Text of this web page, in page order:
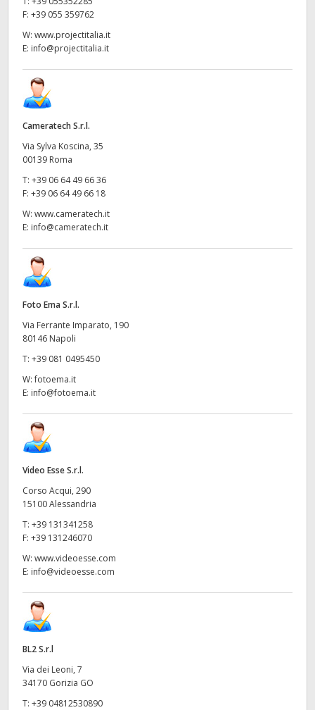
F: +39 055 359762
W: www.projectitalia.it
E: info@projectitalia.it
Cameratech S.r.l.
Via Sylva Koscina, 35
00139 Roma
T: +39 06 64 49 66 36
F: +39 06 64 49 66 18
W: www.cameratech.it
E: info@cameratech.it
Foto Ema S.r.l.
Via Ferrante Imparato, 190
80146 Napoli
T: +39 081 0495450
W:fotoema.it
E: info@fotoema.it
Video Esse S.r.l.
Corso Acqui, 290
15100 Alessandria
T: +39 131341258
F: +39 131246070
W: www.videoesse.com
E: info@videoesse.com
BL2 S.r.l
Via dei Leoni, 7
34170 Gorizia GO
T: +39 04812530890